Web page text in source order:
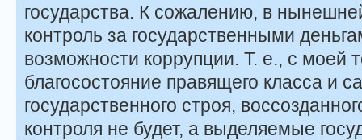
государства. К сожалению, в
контроль за государственными
возможности коррупции. Т. е., с моей
благосостояние правящего класса и
государственного строя,
контроля не будет, а выделяемые